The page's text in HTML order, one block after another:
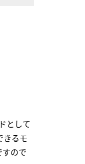
として
きるモ
ので